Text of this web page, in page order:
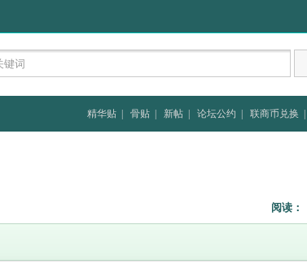
精华贴 骨贴 新帖 论坛公约 联商币兑换
阅读：